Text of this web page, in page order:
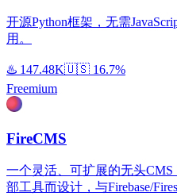
开源Python框架，无需
用。
♨️ 147.48K🇺🇸 16.7%
Freemium
FireCMS
一个灵活、可扩展的无头
部工具而设计，与Firebase/